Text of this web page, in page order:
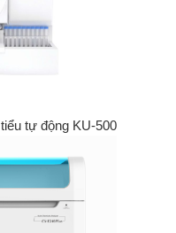
tự động KU-500